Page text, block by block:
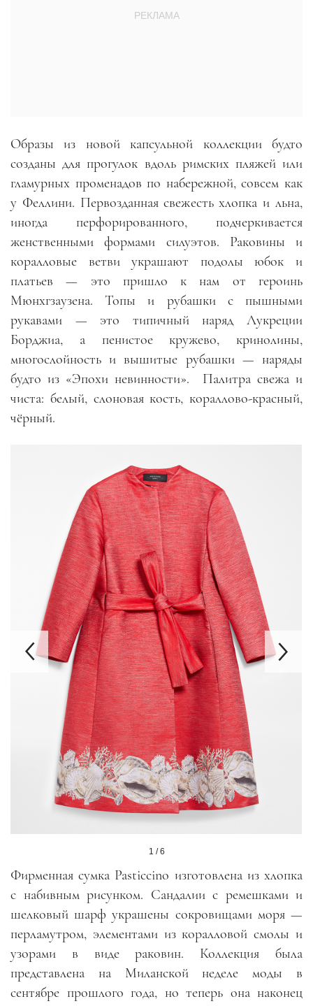
Образы из новой капсульной коллекции будто
созданы для прогулок вдоль римских пляжей или
гламурных променадов по набережной, совсем как
у Феллини. Первозданная свежесть хлопка и льна,
иногда перфорированного, подчеркивается
женственными формами силуэтов. Раковины и
коралловые ветви украшают подолы юбок и
платьев — это пришло к нам от героинь
Мюнхгзаузена. Топы и рубашки с пышными
рукавами — это типичный наряд Лукреции
Борджиа, а пенистое кружево, кринолины,
многослойность и вышитые рубашки — наряды
будто из «Эпохи невинности».
Палитра свежа и
чиста: белый, слоновая кость, кораллово-красный,
чёрный.
1 / 6
Фирменная сумка Pasticcino изготовлена из хлопка
с набивным рисунком. Сандалии с ремешками и
шелковый шарф украшены сокровищами моря —
перламутром, элементами из коралловой смолы и
узорами в виде раковин. Коллекция была
представлена на Миланской неделе моды в
сентябре прошлого года, но теперь она наконец